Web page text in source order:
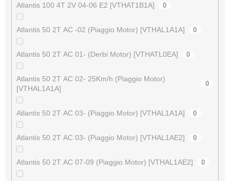
Atlantis 100 4T 2V 04-06 E2 [VTHAT1B1A] 0
Atlantis 50 2T AC -02 (Piaggio Motor) [VTHAL1A1A] 0
Atlantis 50 2T AC 01- (Derbi Motor) [VTHATL0EA] 0
Atlantis 50 2T AC 02- 25Km/h (Piaggio Motor)
[VTHAL1A1A]
0
Atlantis 50 2T AC 03- (Piaggio Motor) [VTHAL1A1A] 0
Atlantis 50 2T AC 03- (Piaggio Motor) [VTHAL1AE2] 0
Atlantis 50 2T AC 07-09 (Piaggio Motor) [VTHAL1AE2] 0